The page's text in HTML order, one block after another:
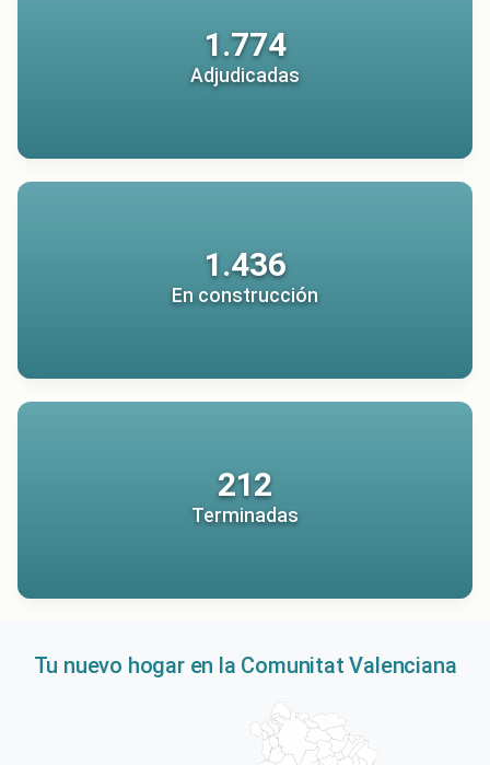
1.774
Adjudicadas
1.436
En construcción
212
Terminadas
Tu nuevo hogar en la Comunitat Valenciana